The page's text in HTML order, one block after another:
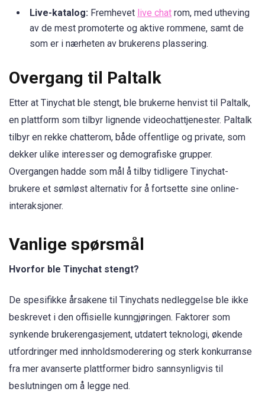
Live-katalog: Fremhevet live chat rom, med utheving
av de mest promoterte og aktive rommene, samt de
som er i nærheten av brukerens plassering.
Overgang til Paltalk
Etter at Tinychat ble stengt, ble brukerne henvist til Paltalk,
en plattform som tilbyr lignende videochattjenester. Paltalk
tilbyr en rekke chatterom, både offentlige og private, som
dekker ulike interesser og demografiske grupper.
Overgangen hadde som mål å tilby tidligere Tinychat-
brukere et sømløst alternativ for å fortsette sine online-
interaksjoner.
Vanlige spørsmål
Hvorfor ble Tinychat stengt?
De spesifikke årsakene til Tinychats nedleggelse ble ikke
beskrevet i den offisielle kunngjøringen. Faktorer som
synkende brukerengasjement, utdatert teknologi, økende
utfordringer med innholdsmoderering og sterk konkurranse
fra mer avanserte plattformer bidro sannsynligvis til
beslutningen om å legge ned.